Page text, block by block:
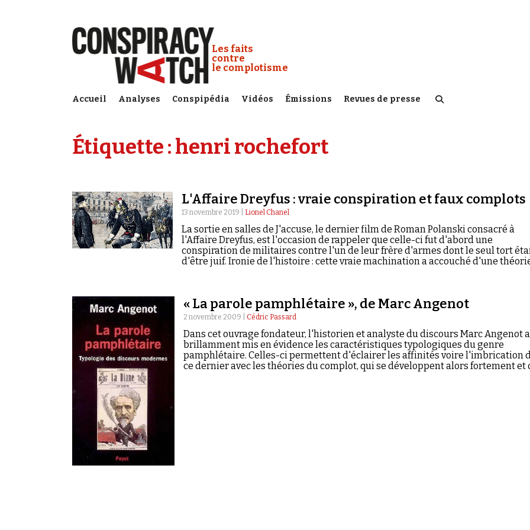
Conspiracy Watch :
Les faits
contre
le complotisme
Accueil Analyses Conspipédia Vidéos Émissions Revues de presse
Étiquette :henri rochefort
L'Affaire Dreyfus : vraie conspiration et faux complots
13 novembre 2019 | Lionel Chanel
La sortie en salles de J'accuse, le dernier film de Roman Polanski consacré à
l'Affaire Dreyfus, est l'occasion de rappeler que celle-ci fut d'abord une
conspiration de militaires contre l'un de leur frère d'armes dont le seul tort
d'être juif. Ironie de l'histoire : cette vraie machination a accouché d'une
« La parole pamphlétaire », de Marc Angenot
2 novembre 2009 | Cédric Passard
Dans cet ouvrage fondateur, l'historien et analyste du discours Marc Angenot a
brillamment mis en évidence les caractéristiques typologiques du genre
pamphlétaire. Celles-ci permettent d'éclairer les affinités voire l'imbrication
ce dernier avec les théories du complot, qui se développent alors fortement et